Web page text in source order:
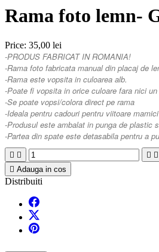
Rama foto lemn-
Price: 35,00 lei
-PRODUS FABRICAT IN ROMANIA!
-Rama foto fabricata manual din placaj de
-Rama este vopsita in culoarea alb.
-Poate fi vopsita in orice culoare fara nici
-Se poate vopsi/colora direct pe rama
-Ideala pentru cadouri pentru viitoare
-Produsul este ambalat in punga de plastic
-Partea din spate este detasabila pentru a
   
 Adauga in cos
Distribuiti